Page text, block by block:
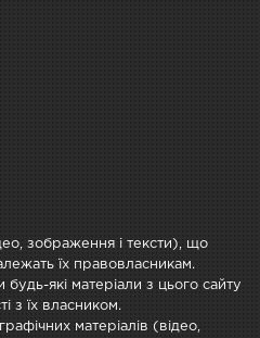
зображення і тексти), що
їх правовласникам.
які матеріали з цього сайту
з їх власником.
матеріалів (відео,